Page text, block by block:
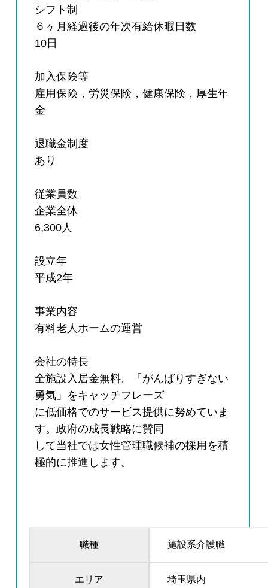
シフト制
６ヶ月経過後の年次有給休暇日数
10日
加入保険等
雇用保険，労災保険，健康保険，厚生年
金
退職金制度
あり
従業員数
企業全体
6,300人
設立年
平成2年
事業内容
有料老人ホームの運営
会社の特長
全施設入居金無料。「がんばりすぎない
勇気」をキャッチフレーズ
に低価格でのサービス提供に努めていま
す。政府の成長戦略に賛同
して当社では女性管理職候補の採用を積
極的に推進します。
職種 施設系介護職
エリア 埼玉県内